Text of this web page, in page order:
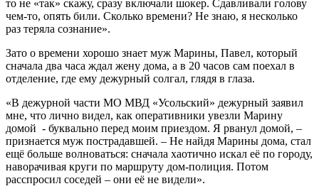
то не «так» скажу, сразу включали шокер. Сдавливали голову
чем-то, опять били. Сколько времени? Не знаю, я несколько
раз теряла сознание».
Зато о времени хорошо знает муж Марины, Павел, который
сначала два часа ждал жену дома, а в 20 часов сам поехал в
отделение, где ему дежурный солгал, глядя в глаза.
«В дежурной части МО МВД «Усольский» дежурный заявил
мне, что лично видел, как оперативники увезли Марину
домой - буквально перед моим приездом. Я рванул домой, –
признается муж пострадавшей. – Не найдя Марины дома, стал
ещё больше волноваться: сначала хаотично искал её по городу,
наворачивая круги по маршруту дом-полиция. Потом
расспросил соседей – они её не видели».